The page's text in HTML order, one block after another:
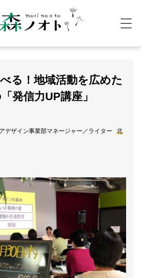
る！地域活動を広めた
発信力UP講座」
デザイン事業部マネージャー／ライター
北